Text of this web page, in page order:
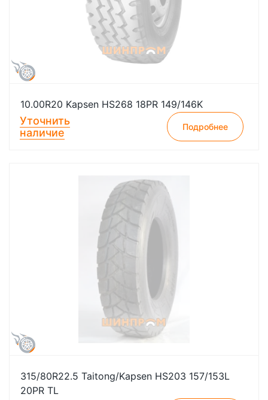
10.00R20 Kapsen HS268 18PR 149/146K
Уточнить
наличие
Подробнее
315/80R22.5 Taitong/Kapsen HS203 157/153L
20PR TL